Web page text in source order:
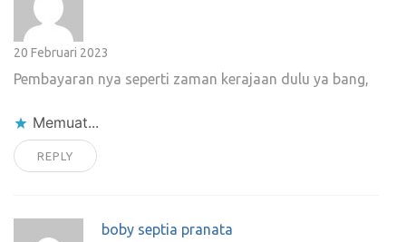
20 Februari 2023
Pembayaran nya seperti zaman kerajaan dulu ya bang,
Memuat...
REPLY
boby septia pranata